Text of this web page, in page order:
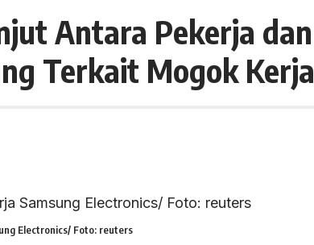
Antara Pekerja dan
Terkait Mogok Kerja
Electronics/ Foto: reuters